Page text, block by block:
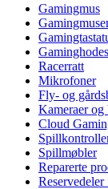
Gamingmus
Racerratt
Mikrofoner
Fly- og
Kameraer og
Cloud
Spillmøbler
Reparerte